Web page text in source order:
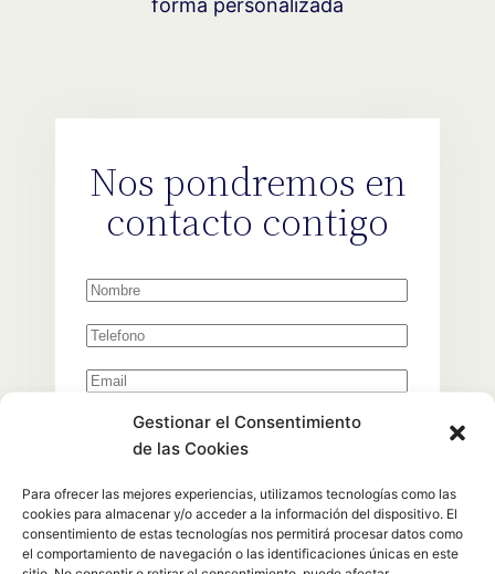
Gestionar el Consentimiento
de las Cookies
Para ofrecer las mejores experiencias, utilizamos tecnologías como las
cookies para almacenar y/o acceder a la información del dispositivo. El
consentimiento de estas tecnologías nos permitirá procesar datos como
el comportamiento de navegación o las identificaciones únicas en este
forma personalizada
Nos pondremos en
contacto contigo